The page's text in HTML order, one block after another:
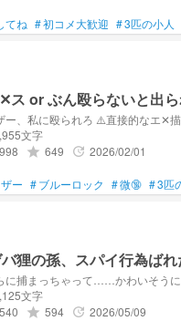
てね #初コメ大歓迎 #3匹の小人
ス or ぶん殴らないと出
カイザー、私に殴られ
文字
grade 649 update 2026/02/01
ー #ブルーロック #微🔞 #3匹
狸の孫、スパイ行為ば
に捕まっちゃって……かわいそう
文字
grade 594 update 2026/05/09